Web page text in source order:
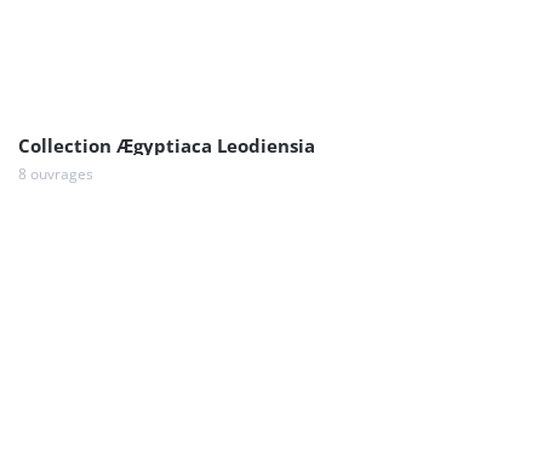
Collection Ægyptiaca Leodiensia
8 ouvrages